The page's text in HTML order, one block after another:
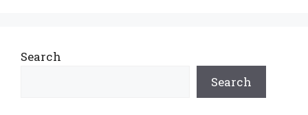
Search
Search